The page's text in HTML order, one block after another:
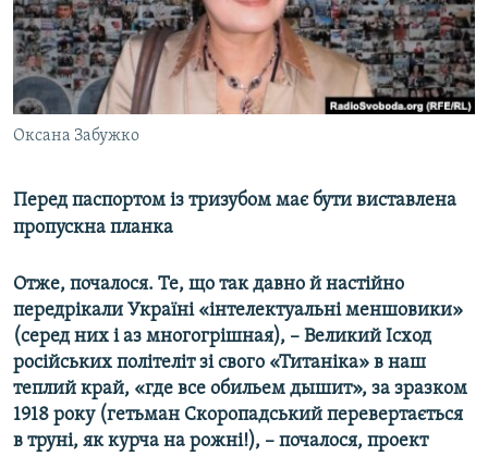
ВІДЕОУРОКИ «ELIFBE»
СВІДЧЕННЯ ОКУПАЦІЇ
УКРАЇНСЬКА ПРОБЛЕМА КРИМУ
ІНФОГРАФІКА
Русский
Qırımtatar
ДОЛУЧАЙСЯ!
Усі сайти RFE/RL
Оксана Забужко
Перед паспортом із тризубом має бути виставлена
пропускна планка
Отже, почалося. Те, що так давно й настійно
передрікали Україні «інтелектуальні меншовики»
(серед них і аз многогрішная), – Великий Ісход
російських політеліт зі свого «Титаніка» в наш
теплий край, «где все обильем дышит», за зразком
1918 року (гетьман Скоропадський перевертається
в труні, як курча на рожні!), – почалося, проект